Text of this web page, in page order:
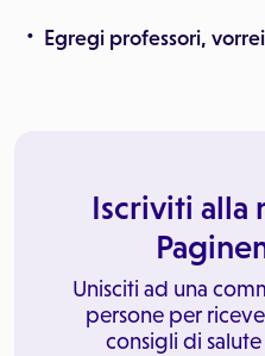
Egregi professori,
Iscriviti alla
Unisciti ad una
persone per
consigli di